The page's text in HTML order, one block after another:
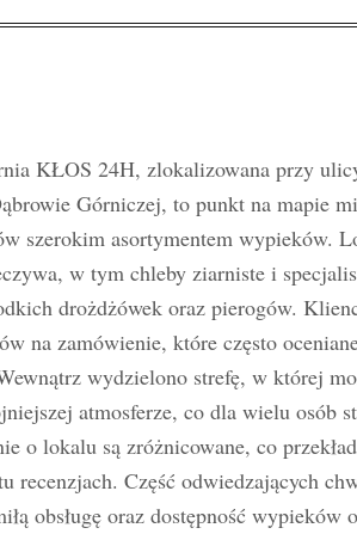
KŁOS 24H, zlokalizowana przy
Górniczej, to punkt na mapie
szerokim asortymentem wypieków.
w tym chleby ziarniste i
drożdżówek oraz pierogów.
na zamówienie, które często
wydzielono strefę, w której
atmosferze, co dla wielu osób
o lokalu są zróżnicowane, co
recenzjach. Część odwiedzających
obsługę oraz dostępność wypieków